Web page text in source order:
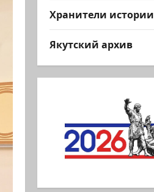
Хранители истории
Якутский архив